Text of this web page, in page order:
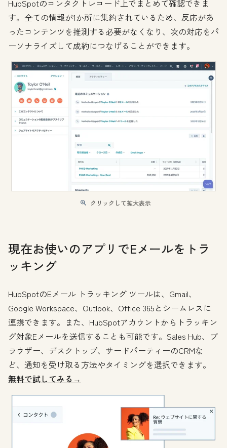
HubSpotのコンタクトレコード上でまとめて確認できま
す。全ての情報が1か所に集約されているため、反応があ
ったコンテンツを推測する必要がなくなり、次の対応をパ
ーソナライズして成約につなげることができます。
クリックして拡大表示
現在お使いのアプリでEメールをトラ
ッキング
HubSpotのEメール トラッキング ツールは、Gmail、
Google Workspace、Outlook、Office 365とシームレスに
連携できます。また、HubSpotアカウントからトラッキン
グ対象Eメールを送信することも可能です。Sales Hub、ブ
ラウザー、デスクトップ、サードパーティーのCRMな
ど、通知を受け取る方法やタイミングを選択できます。
無料で試してみる→